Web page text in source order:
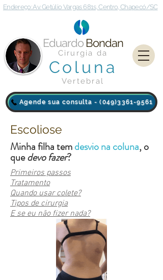
Agende sua consulta - (049)3361-9561
Eduardo Bondan
Cirurgia da
Coluna
Vertebral
Endereço: Av. Getúlio Vargas 681s, Centro, Chapecó/SC
Escoliose
Minha filha temdesvio na coluna, o
quedevo fazer?
Primeiros passos
Tratamento
Quando usar colete?
Tipos de cirurgia
E se eu não fizer nada?